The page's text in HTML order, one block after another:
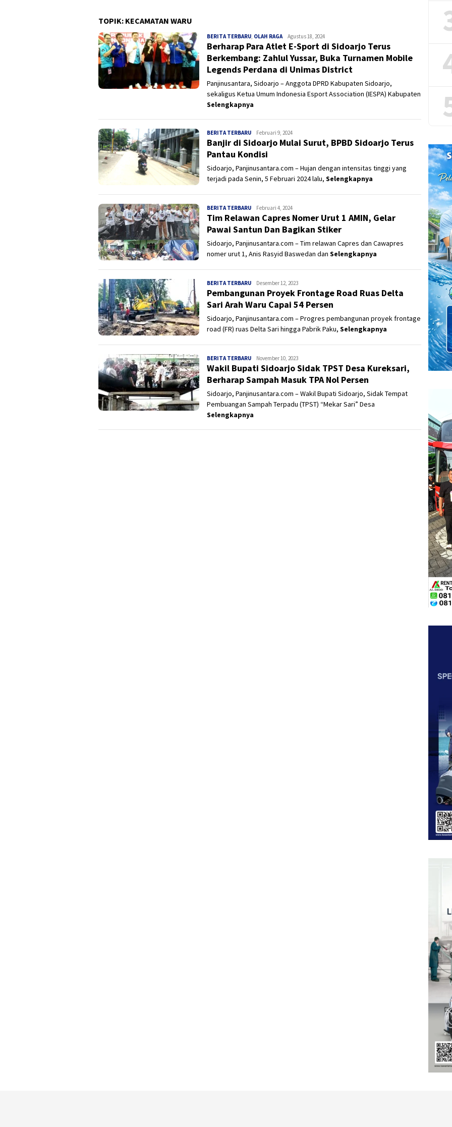
TOPIK: KECAMATAN WARU
BERITA TERBARU, OLAH RAGAPanjinusantara
Agustus 18, 2024
Berharap Para Atlet E-Sport di Sidoarjo Terus
Berkembang: Zahlul Yussar, Buka Turnamen Mobile
Legends Perdana di Unimas District
Panjinusantara, Sidoarjo – Anggota DPRD Kabupaten Sidoarjo,
sekaligus Ketua Umum Indonesia Esport Association (IESPA) Kabupaten
Selengkapnya
BERITA TERBARU Panjinusantara
Februari 9, 2024
Banjir di Sidoarjo Mulai Surut, BPBD Sidoarjo Terus
Pantau Kondisi
Sidoarjo, Panjinusantara.com – Hujan dengan intensitas tinggi yang
terjadi pada Senin, 5 Februari 2024 lalu, Selengkapnya
BERITA TERBARU Panjinusantara
Februari 4, 2024
Tim Relawan Capres Nomer Urut 1 AMIN, Gelar
Pawai Santun Dan Bagikan Stiker
Sidoarjo, Panjinusantara.com – Tim relawan Capres dan Cawapres
nomer urut 1, Anis Rasyid Baswedan dan Selengkapnya
BERITA TERBARU Panjinusantara
Desember 12, 2023
Pembangunan Proyek Frontage Road Ruas Delta
Sari Arah Waru Capai 54 Persen
Sidoarjo, Panjinusantara.com – Progres pembangunan proyek frontage
road (FR) ruas Delta Sari hingga Pabrik Paku, Selengkapnya
BERITA TERBARU Panjinusantara
November 10, 2023
Wakil Bupati Sidoarjo Sidak TPST Desa Kureksari,
Berharap Sampah Masuk TPA Nol Persen
Sidoarjo, Panjinusantara.com – Wakil Bupati Sidoarjo, Sidak Tempat
Pembuangan Sampah Terpadu (TPST) “Mekar Sari” Desa
Selengkapnya